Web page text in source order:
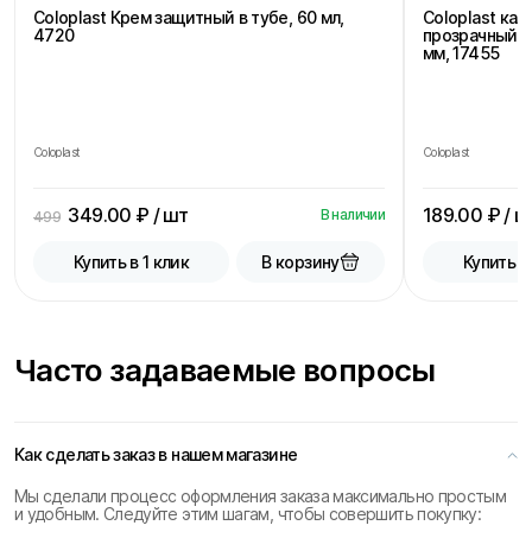
Coloplast Крем защитный в тубе, 60 мл,
4720
Coloplast
499 349.00 ₽ / шт В наличии
Купить в 1 клик В корзину
Coloplast
прозрачный,
мм, 17455
Coloplast
189.00 ₽ /
Купить в
Часто задаваемые вопросы
Как сделать заказ в нашем магазине
Мы сделали процесс оформления заказа максимально простым
и удобным. Следуйте этим шагам, чтобы совершить покупку: